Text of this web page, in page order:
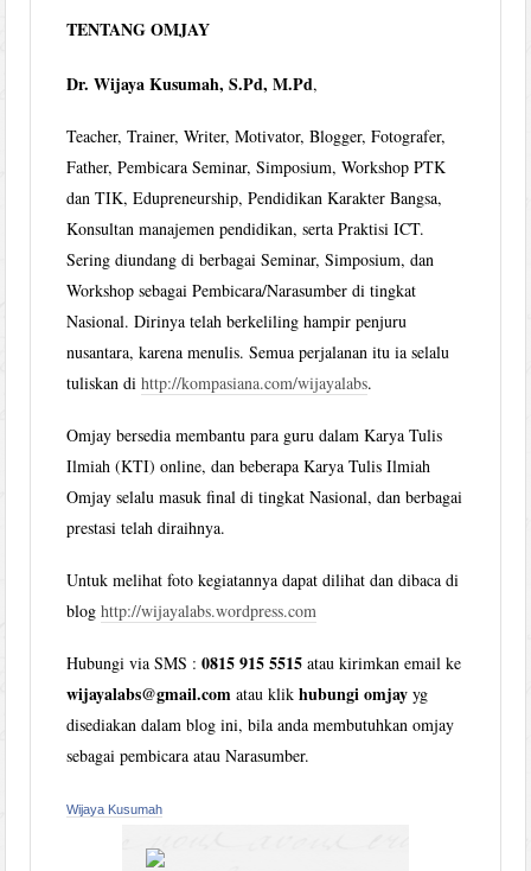
TENTANG OMJAY
Dr. Wijaya Kusumah, S.Pd, M.Pd,
Teacher, Trainer, Writer, Motivator, Blogger, Fotografer,
Father, Pembicara Seminar, Simposium, Workshop PTK
dan TIK, Edupreneurship, Pendidikan Karakter Bangsa,
Konsultan manajemen pendidikan, serta Praktisi ICT.
Sering diundang di berbagai Seminar, Simposium, dan
Workshop sebagai Pembicara/Narasumber di tingkat
Nasional. Dirinya telah berkeliling hampir penjuru
nusantara, karena menulis. Semua perjalanan itu ia selalu
tuliskan dihttp://kompasiana.com/wijayalabs.
Omjay bersedia membantu para guru dalam Karya Tulis
Ilmiah (KTI) online, dan beberapa Karya Tulis Ilmiah
Omjay selalu masuk final di tingkat Nasional, dan berbagai
prestasi telah diraihnya.
Untuk melihat foto kegiatannya dapat dilihat dan dibaca di
bloghttp://wijayalabs.wordpress.com
Hubungi via SMS :0815 915 5515 atau kirimkan email ke
wijayalabs@gmail.com atau klikhubungi omjay yg
disediakan dalam blog ini, bila anda membutuhkan omjay
sebagai pembicara atau Narasumber.
Wijaya Kusumah